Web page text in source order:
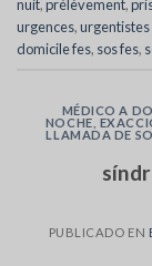
nuit,prélèvement,
urgences,urgentistes
domicile fes, sos fes,
MÉDICO A
NOCHE
LLAMADA DE
PUBLICADO EN